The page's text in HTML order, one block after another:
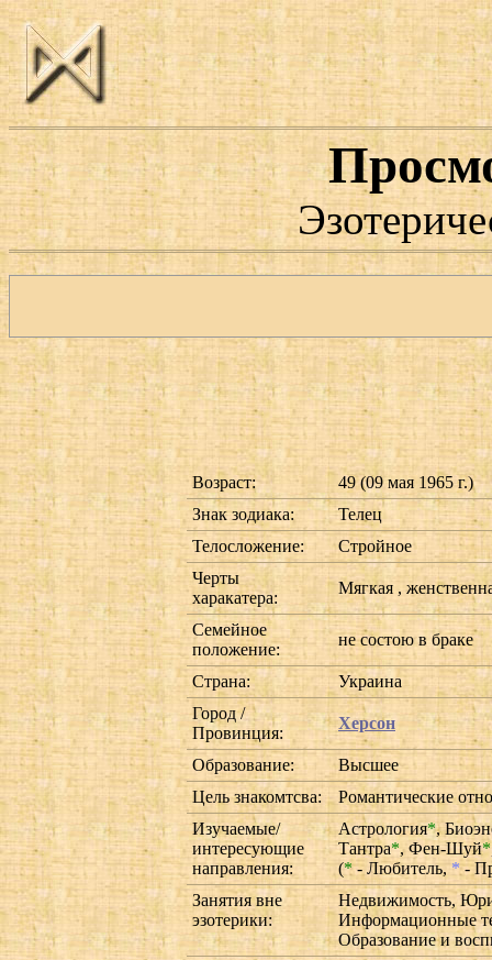
Возраст:
49 (09 мая 1965 г.)
Знак зодиака:
Телец
Телосложение:
Стройное
Черты
харакатера:
Мягкая ,
Семейное
положение:
не состою в браке
Страна:
Украина
Город /
Провинция:
Херсон
Образование:
Высшее
Цель знакомтсва:
Романтические
Изучаемые/
интересующие
направления:
Астрология*,
Тантра*,Фен-Шуй*
(*- Любитель,*-
Занятия вне
эзотерики:
Недвижимость,
Информационные
Образование и